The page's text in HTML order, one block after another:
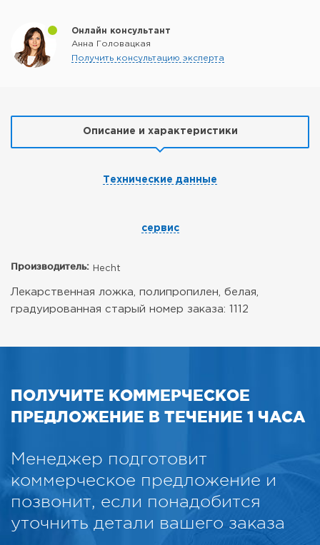
Онлайн консультант
Анна Головацкая
Получить консультацию эксперта
Описание и характеристики
Технические данные
сервис
Производитель: Hecht
Лекарственная ложка, полипропилен, белая,
градуированная старый номер заказа: 1112
ПОЛУЧИТЕ КОММЕРЧЕСКОЕ
ПРЕДЛОЖЕНИЕ В ТЕЧЕНИЕ 1 ЧАСА
Менеджер подготовит
коммерческое предложение и
позвонит, если понадобится
уточнить детали вашего заказа